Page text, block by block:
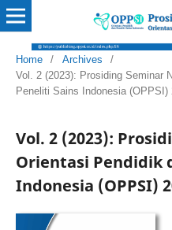
Home / Archives
/
Vol. 2 (2023): Prosiding Seminar
Peneliti Sains Indonesia (OPPSI)
Vol. 2 (2023):
Orientasi Pendidik
Indonesia (OPPSI)